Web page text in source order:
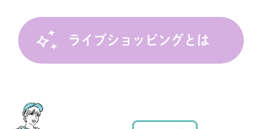
ライブショッピングとは